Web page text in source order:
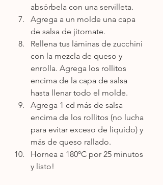
absórbela con una servilleta.
Agrega a un molde una capa
de salsa de jitomate.
Rellena tus láminas de zucchini
con la mezcla de queso y
enrolla. Agrega los rollitos
encima de la capa de salsa
hasta llenar todo el molde.
Agrega 1 cd más de salsa
encima de los rollitos (no lucha
para evitar exceso de líquido) y
más de queso rallado.
Hornea a 180ºC por 25 minutos
y listo!